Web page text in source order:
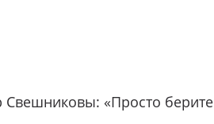
Свешниковы: «Просто берите